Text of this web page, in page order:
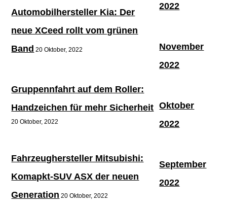
Automobilhersteller Kia: Der
neue XCeed rollt vom grünen
Band 20 Oktober, 2022
Gruppennfahrt auf dem Roller:
Handzeichen für mehr Sicherheit
20 Oktober, 2022
Fahrzeughersteller Mitsubishi:
Komapkt-SUV ASX der neuen
Generation 20 Oktober, 2022
2022
November
2022
Oktober
2022
September
2022